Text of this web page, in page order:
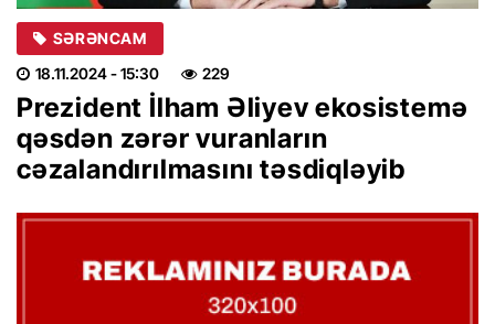
SƏRƏNCAM
18.11.2024- 15:30 229
Prezident İlham Əliyev ekosistemə
qəsdən zərər vuranların
cəzalandırılmasını təsdiqləyib